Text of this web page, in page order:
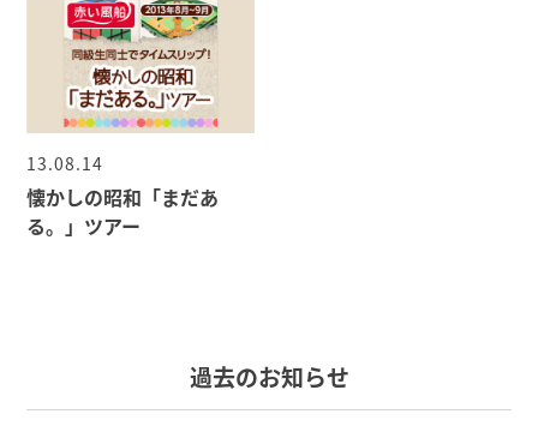
13.08.14
懐かしの昭和「まだあ
る。」ツアー
過去のお知らせ